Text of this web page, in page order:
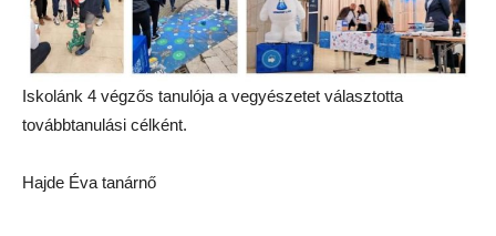
Iskolánk 4 végzős tanulója a vegyészetet választotta
továbbtanulási célként.
Hajde Éva tanárnő